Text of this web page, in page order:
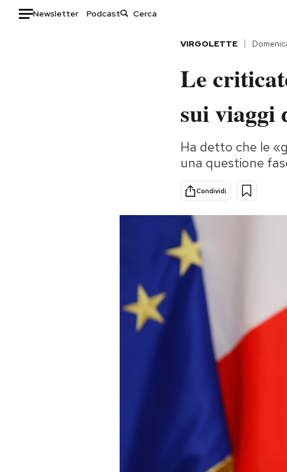
Newsletter Podcast
Storie/Idee
Ok Boomer!
Altrecose
Mondiali calcio 2026
VIRGOLETTE
Le
sui viaggi
Ha detto che le
una questione
Condividi